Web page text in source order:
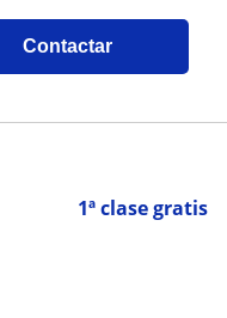
Contactar
1ª clase gratis